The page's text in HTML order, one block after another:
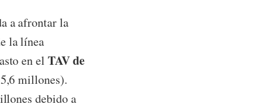
a afrontar la
la línea
en el TAV de
millones).
debido a